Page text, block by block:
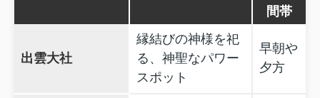
間帯
出雲大社
縁結びの神様を祀
る、神聖なパワー
スポット
早朝や
夕方